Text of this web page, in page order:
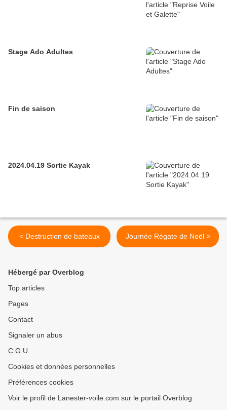
Stage Ado Adultes
Fin de saison
2024.04.19 Sortie Kayak
< Destruction de bateaux Journée Régate de Noël >
Hébergé par Overblog
Top articles
Pages
Contact
Signaler un abus
C.G.U.
Cookies et données personnelles
Préférences cookies
Voir le profil de Lanester-voile.com sur le portail Overblog